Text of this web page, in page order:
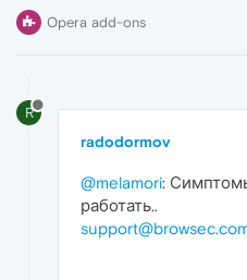
Opera add-ons
R
radodormov
@melamori:
работать..